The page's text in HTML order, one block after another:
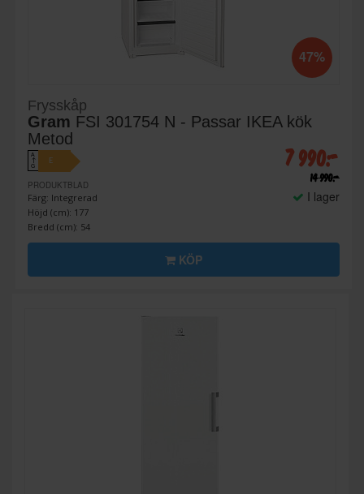
47%
Frysskåp
Gram FSI 301754 N - Passar IKEA kök
Metod
A
↑
G
E
PRODUKTBLAD
Färg: Integrerad
Höjd (cm): 177
Bredd (cm): 54
7 990:-
14 990:-
I lager
KÖP